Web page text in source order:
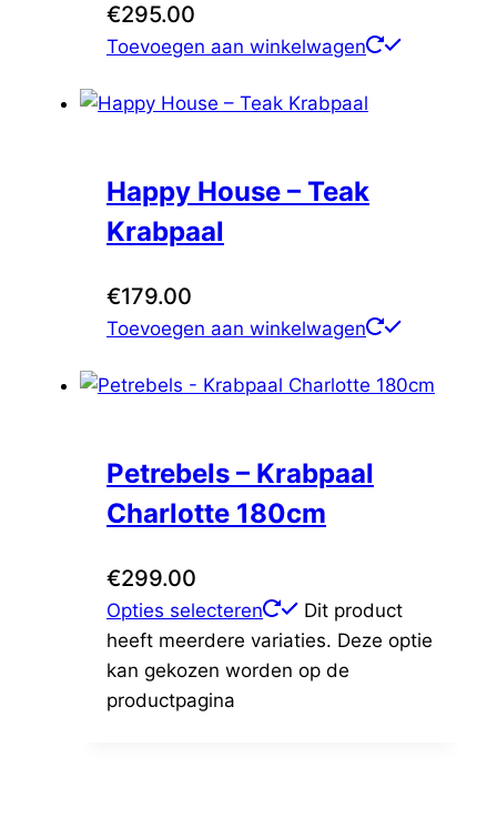
€295.00
Toevoegen aan winkelwagen
Happy House – Teak
Krabpaal
€179.00
Toevoegen aan winkelwagen
Petrebels – Krabpaal
Charlotte 180cm
€299.00
Opties selecteren
Dit product
heeft meerdere variaties. Deze optie
kan gekozen worden op de
productpagina